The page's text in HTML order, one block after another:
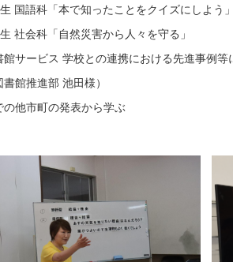
国語科「本で知ったことをクイズにしよう」
社会科「自然災害から人々を守る」
館サービス 学校との連携における先進事例等
書館推進部 池田様）
の他市町の発表から学ぶ